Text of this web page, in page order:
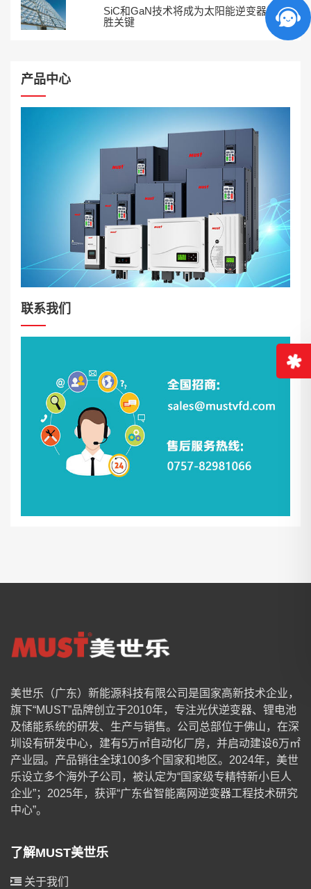
SiC和GaN技术将成为太阳能逆变器制
胜关键
产品中心
联系我们
美世乐（广东）新能源科技有限公司是国家高新技术企业，
旗下“MUST”品牌创立于2010年，专注光伏逆变器、锂电池
及储能系统的研发、生产与销售。公司总部位于佛山，在深
圳设有研发中心，建有5万㎡自动化厂房，并启动建设6万㎡
产业园。产品销往全球100多个国家和地区。2024年，美世
乐设立多个海外子公司，被认定为“国家级专精特新小巨人
企业”；2025年，获评“广东省智能离网逆变器工程技术研究
中心”。
了解MUST美世乐
关于我们